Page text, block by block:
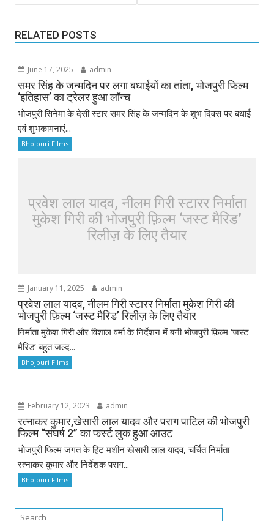
RELATED POSTS
June 17, 2025 admin
समर सिंह के जन्मदिन पर लगा बधाईयों का तांता, भोजपुरी फिल्म
‘इतिहास’ का ट्रेलर हुआ लॉन्च
भोजपुरी सिनेमा के देसी स्टार समर सिंह के जन्मदिन के शुभ दिवस पर बधाई
एवं शुभकामनाएं...
Bhojpuri Films
प्रवेश लाल यादव, नीलम गिरी स्टारर निर्माता
मुकेश गिरी की भोजपुरी फ़िल्म ‘जस्ट मैरिड’
रिलीज़ के लिए तैयार
January 11, 2025 admin
प्रवेश लाल यादव, नीलम गिरी स्टारर निर्माता मुकेश गिरी की
भोजपुरी फ़िल्म ‘जस्ट मैरिड’ रिलीज़ के लिए तैयार
निर्माता मुकेश गिरी और विशाल वर्मा के निर्देशन में बनी भोजपुरी फ़िल्म ‘जस्ट
मैरिड’ बहुत जल्द...
Bhojpuri Films
February 12, 2023 admin
रत्नाकर कुमार,खेसारी लाल यादव और पराग पाटिल की भोजपुरी
फिल्म “संघर्ष 2” का फर्स्ट लुक हुआ आउट
भोजपुरी फिल्म जगत के हिट मशीन खेसारी लाल यादव, चर्चित निर्माता
रत्नाकर कुमार और निर्देशक पराग...
Bhojpuri Films